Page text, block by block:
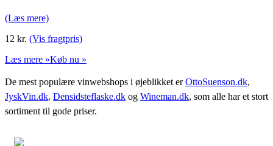
(Læs mere)
12 kr. (Vis fragtpris)
Læs mere »Køb nu »
De mest populære vinwebshops i øjeblikket erOttoSuenson.dk,
JyskVin.dk, Densidsteflaske.dk og Wineman.dk, som alle har et stort
sortiment til gode priser.